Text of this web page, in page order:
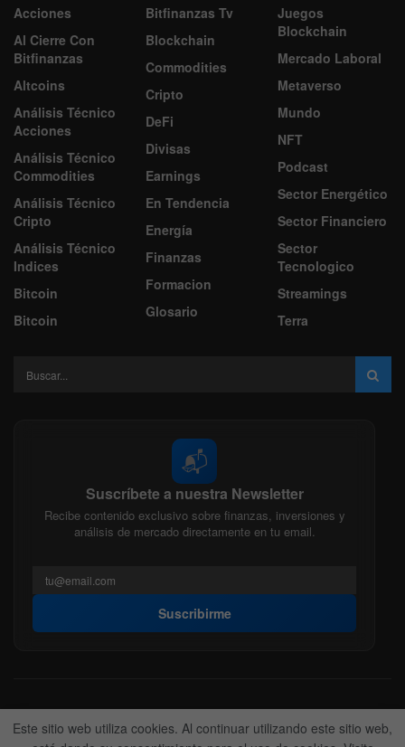
Acciones
Al Cierre Con
Bitfinanzas
Altcoins
Análisis Técnico
Acciones
Análisis Técnico
Commodities
Análisis Técnico
Cripto
Análisis Técnico
Indices
Bitcoin
Bitcoin
Bitfinanzas Tv
Blockchain
Commodities
Cripto
DeFi
Divisas
Earnings
En Tendencia
Energía
Finanzas
Formacion
Glosario
Juegos
Blockchain
Mercado Laboral
Metaverso
Mundo
NFT
Podcast
Sector Energético
Sector Financiero
Sector
Tecnologico
Streamings
Terra
📬
Suscríbete a nuestra Newsletter
Recibe contenido exclusivo sobre finanzas, inversiones y
análisis de mercado directamente en tu email.
Suscribirme
Acerca de nosotros Politica Editorial
Nuestro Equipo
Contactanos
Anunciate
Este sitio web utiliza cookies. Al continuar utilizando este sitio web,